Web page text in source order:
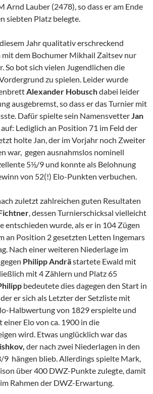
Arnd Lauber (2478), so dass er am Ende
siebten Platz belegte.
Jahr qualitativ erschreckend
mit dem Bochumer Mikhail Zaitsev nur
So bot sich vielen Jugendlichen die
zu spielen. Leider wurde
Alexander Hobuschdabei leider
ausgebremst, so dass er das Turnier mit
Dafür spielte sein NamensvetterJan
Lediglich an Position 71 im Feld der
holte Jan, der im Vorjahr noch Zweiter
war, gegen ausnahmslos nominell
5½/9 und konnte als Belohnung
von 52(!) Elo-Punkten verbuchen.
zuletzt zahlreichen guten Resultaten
, dessen Turnierschicksal vielleicht
entschieden wurde, als er in 104 Zügen
an Position 2 gesetzten Letten Ingemars
Nach einer weiteren Niederlage im
Philipp Andrästartete Ewald mit
mit 4 Zählern und Platz 65
bedeutete dies dagegen den Start in
er sich als Letzter der Setzliste mit
Halbwertung von 1829 erspielte und
einer Elo von ca. 1900 in die
wird. Etwas unglücklich war das
der nach zwei Niederlagen in den
9 hängen blieb. Allerdings spielte Mark,
über 400 DWZ-Punkte zulegte, damit
Rahmen der DWZ-Erwartung.